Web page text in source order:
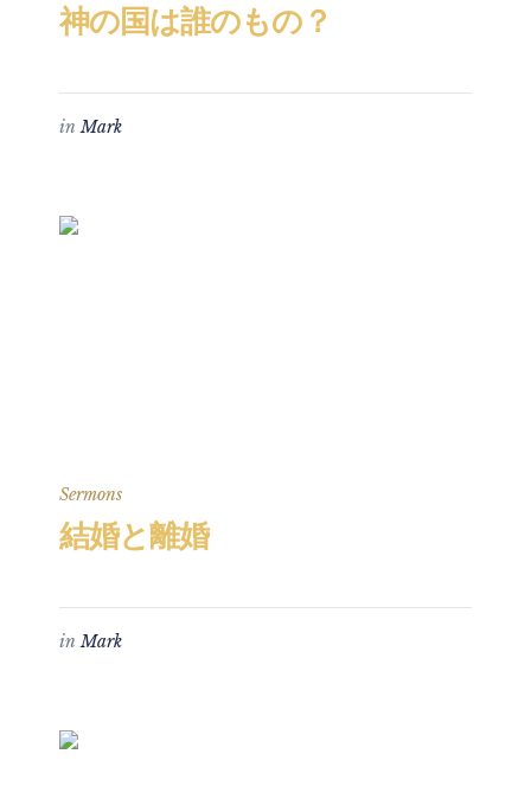
神の国は誰のもの？
inMark
Sermons
結婚と離婚
inMark